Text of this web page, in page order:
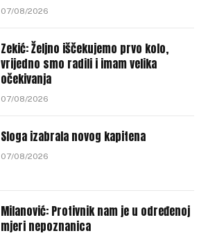
07/08/2026
Zekić: Željno iščekujemo prvo kolo,
vrijedno smo radili i imam velika
očekivanja
07/08/2026
Sloga izabrala novog kapitena
07/08/2026
Milanović: Protivnik nam je u određenoj
mjeri nepoznanica